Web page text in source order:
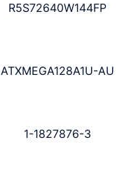
R5S72640W144FP
ATXMEGA128A1U-AU
1-1827876-3